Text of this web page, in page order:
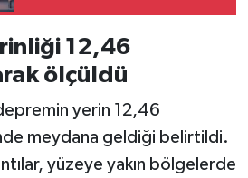
12,46
ölçüldü
yerin 12,46
meydana geldiği belirtildi.
yüzeye yakın bölgelerde